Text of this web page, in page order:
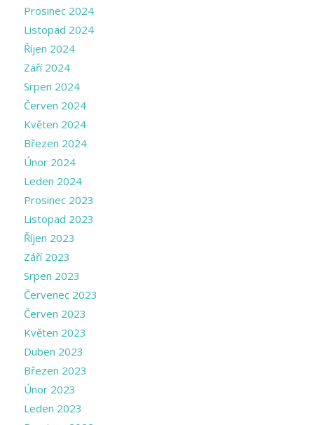
Prosinec 2024
Listopad 2024
Říjen 2024
Září 2024
Srpen 2024
Červen 2024
Květen 2024
Březen 2024
Únor 2024
Leden 2024
Prosinec 2023
Listopad 2023
Říjen 2023
Září 2023
Srpen 2023
Červenec 2023
Červen 2023
Květen 2023
Duben 2023
Březen 2023
Únor 2023
Leden 2023